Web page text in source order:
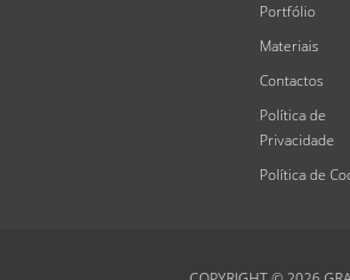
Portfólio
Materiais
Contactos
Política de
Privacidade
Política de